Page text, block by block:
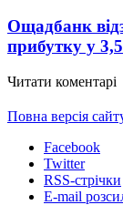
Ощадбанк
прибутку у
Читати коментарі
Повна версія
Facebook
Twitter
RSS-стрічки
E-mail